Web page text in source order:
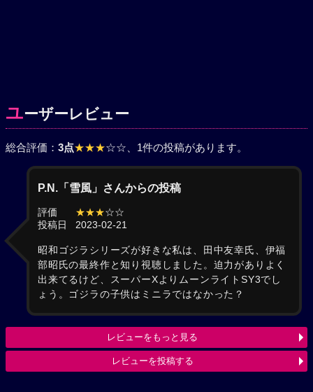
ユーザーレビュー
総合評価： 3点★★★☆☆ 、1件の投稿があります。
P.N.「雪風」さんからの投稿
評価 ★★★☆☆
投稿日
2023-02-21
昭和ゴジラシリーズが好きな私は、田中友幸氏、伊福
部昭氏の最終作と知り視聴しました。迫力がありよく
出来てるけど、スーパーXよりムーンライトSY3でし
ょう。ゴジラの子供はミニラではなかった？
レビューをもっと見る
レビューを投稿する